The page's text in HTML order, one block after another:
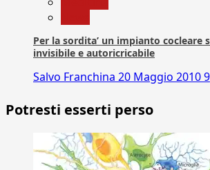
Per la sordita’ un impianto cocleare
invisibile e autoricricabile
Salvo Franchina 20 Maggio 20109
Potresti esserti perso